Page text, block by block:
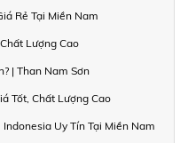
Rẻ Tại Miền Nam
Lượng Cao
| Than Nam Sơn
Tốt, Chất Lượng Cao
Uy Tín Tại Miền Nam